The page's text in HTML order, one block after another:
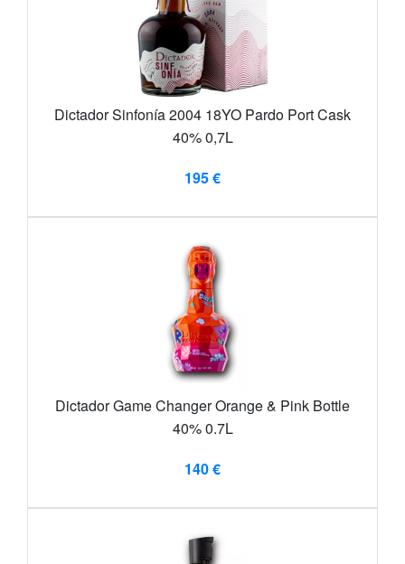
Dictador Sinfonía 2004 18YO Pardo Port Cask
40% 0,7L
195 €
Dictador Game Changer Orange & Pink Bottle
40% 0.7L
140 €